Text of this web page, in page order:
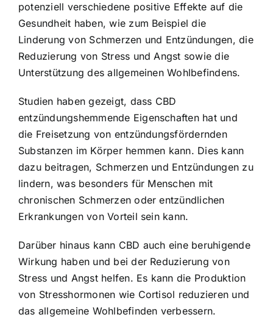
potenziell verschiedene positive Effekte auf die
Gesundheit haben, wie zum Beispiel die
Linderung von Schmerzen und Entzündungen, die
Reduzierung von Stress und Angst sowie die
Unterstützung des allgemeinen Wohlbefindens.
Studien haben gezeigt, dass CBD
entzündungshemmende Eigenschaften hat und
die Freisetzung von entzündungsfördernden
Substanzen im Körper hemmen kann. Dies kann
dazu beitragen, Schmerzen und Entzündungen zu
lindern, was besonders für Menschen mit
chronischen Schmerzen oder entzündlichen
Erkrankungen von Vorteil sein kann.
Darüber hinaus kann CBD auch eine beruhigende
Wirkung haben und bei der Reduzierung von
Stress und Angst helfen. Es kann die Produktion
von Stresshormonen wie Cortisol reduzieren und
das allgemeine Wohlbefinden verbessern.